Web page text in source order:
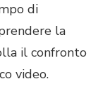
di
la
il confronto
video.